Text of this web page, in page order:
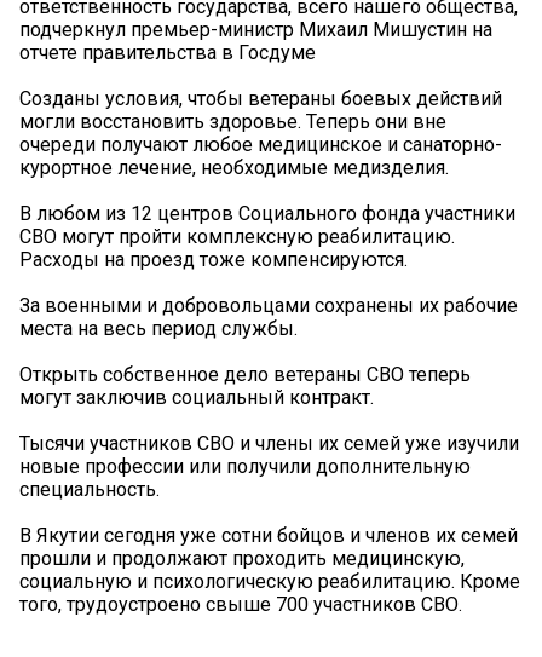
ответственность государства, всего нашего общества,
подчеркнул премьер-министр Михаил Мишустин на
отчете правительства в Госдуме
Созданы условия, чтобы ветераны боевых действий
могли восстановить здоровье. Теперь они вне
очереди получают любое медицинское и санаторно-
курортное лечение, необходимые медизделия.
В любом из 12 центров Социального фонда участники
СВО могут пройти комплексную реабилитацию.
Расходы на проезд тоже компенсируются.
За военными и добровольцами сохранены их рабочие
места на весь период службы.
Открыть собственное дело ветераны СВО теперь
могут заключив социальный контракт.
Тысячи участников СВО и члены их семей уже изучили
новые профессии или получили дополнительную
специальность.
В Якутии сегодня уже сотни бойцов и членов их семей
прошли и продолжают проходить медицинскую,
социальную и психологическую реабилитацию. Кроме
того, трудоустроено свыше 700 участников СВО.